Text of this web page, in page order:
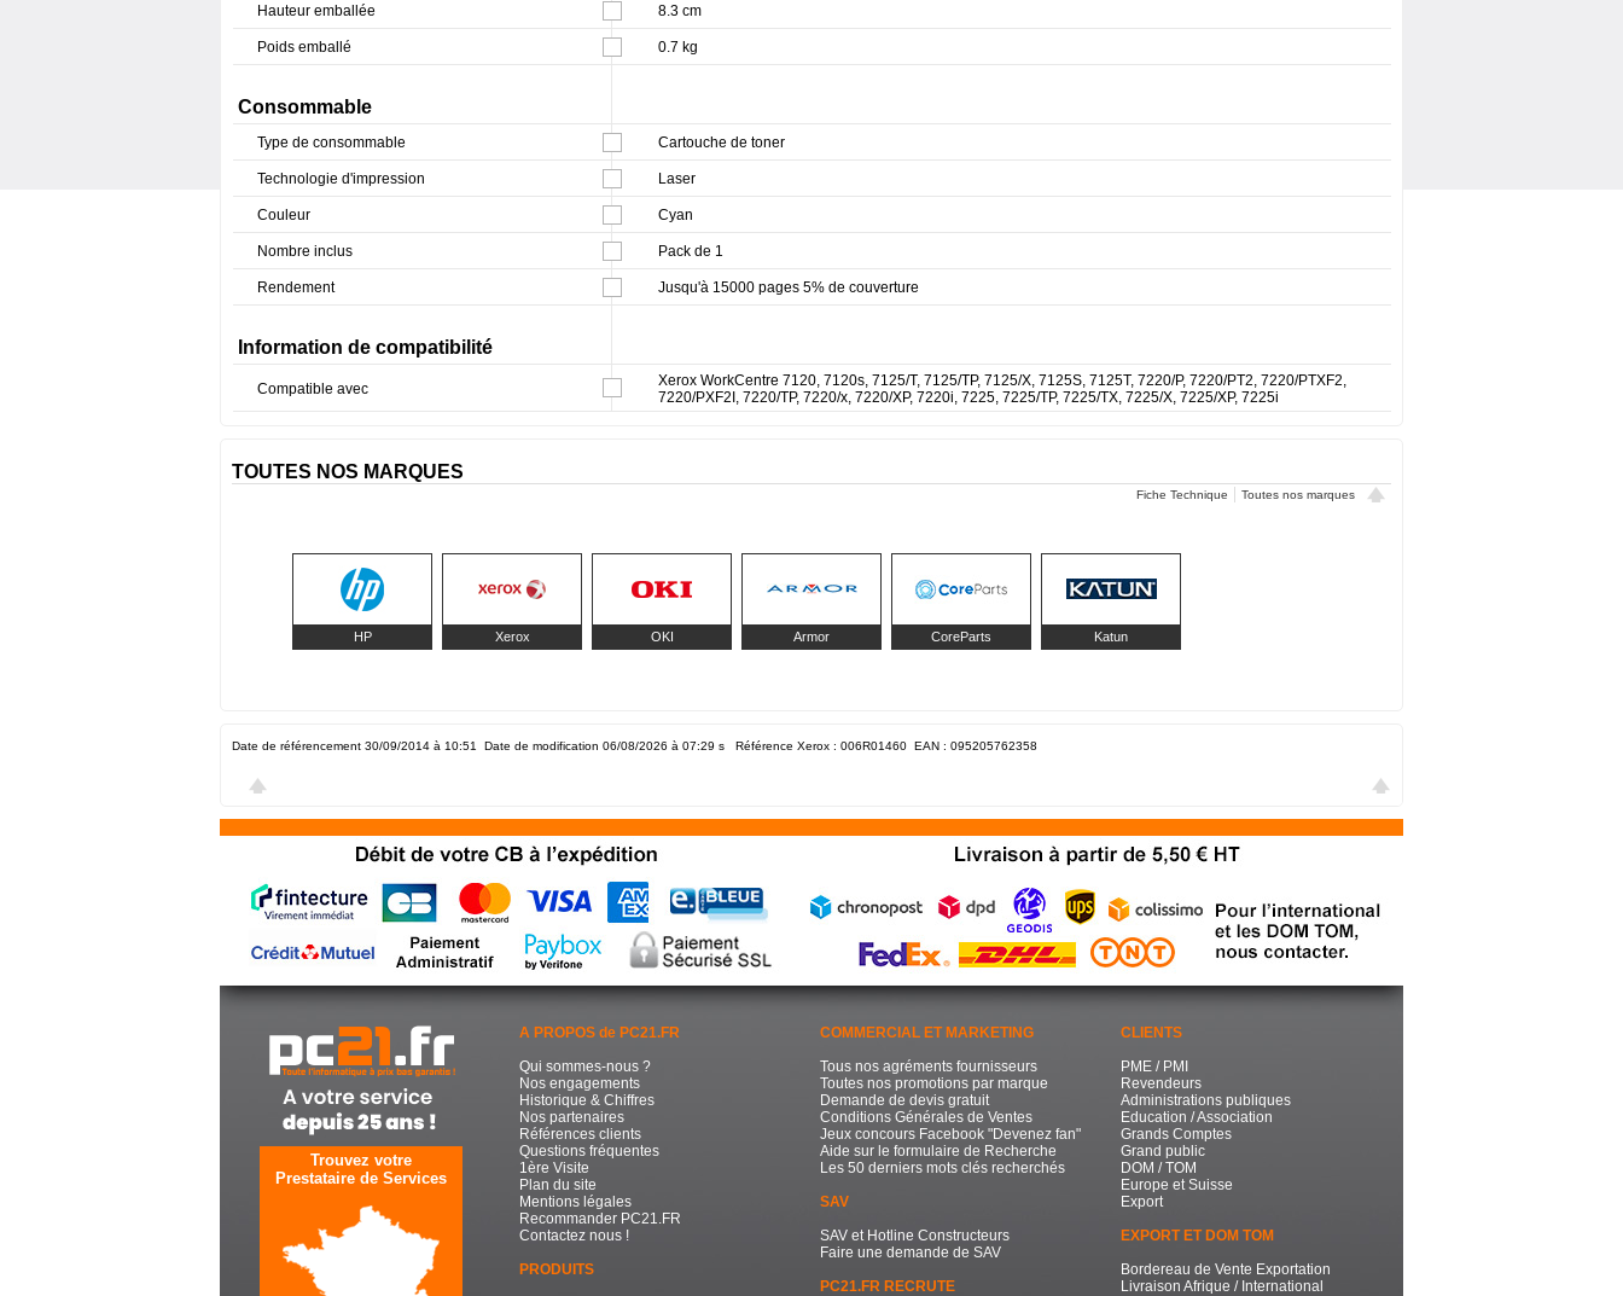
Hauteur emballée 8.3 cm
Poids emballé 0.7 kg
Consommable
Type de consommable Cartouche de toner
Technologie d'impression Laser
Couleur Cyan
Nombre inclus Pack de 1
Rendement Jusqu'à 15000 pages 5% de couverture
Information de compatibilité
Compatible avec
Xerox WorkCentre 7120, 7120s, 7125/T, 7125/TP, 7125/X, 7125S, 7125T, 7220/P, 7220/PT2, 7220/PTXF2,
7220/PXF2I, 7220/TP, 7220/x, 7220/XP, 7220i, 7225, 7225/TP, 7225/TX, 7225/X, 7225/XP, 7225i
TOUTES NOS MARQUES
Fiche Technique Toutes nos marques
HP Xerox OKI Armor CoreParts Katun
Date de référencement 30/09/2014 à 10:51 Date de modification 06/08/2026 à 07:29 s Référence Xerox : 006R01460 EAN : 095205762358
Trouvez votre
Prestataire de Services
A PROPOS de PC21.FR
Qui sommes-nous ?
Nos engagements
Historique & Chiffres
Nos partenaires
Références clients
Questions fréquentes
1ère Visite
Plan du site
Mentions légales
Recommander PC21.FR
Contactez nous !
PRODUITS
COMMERCIAL ET MARKETING
Tous nos agréments fournisseurs
Toutes nos promotions par marque
Demande de devis gratuit
Conditions Générales de Ventes
Jeux concours Facebook "Devenez fan"
Aide sur le formulaire de Recherche
Les 50 derniers mots clés recherchés
SAV
SAV et Hotline Constructeurs
Faire une demande de SAV
PC21.FR RECRUTE
CLIENTS
PME / PMI
Revendeurs
Administrations publiques
Education / Association
Grands Comptes
Grand public
DOM / TOM
Europe et Suisse
Export
EXPORT ET DOM TOM
Bordereau de Vente Exportation
Livraison Afrique / International